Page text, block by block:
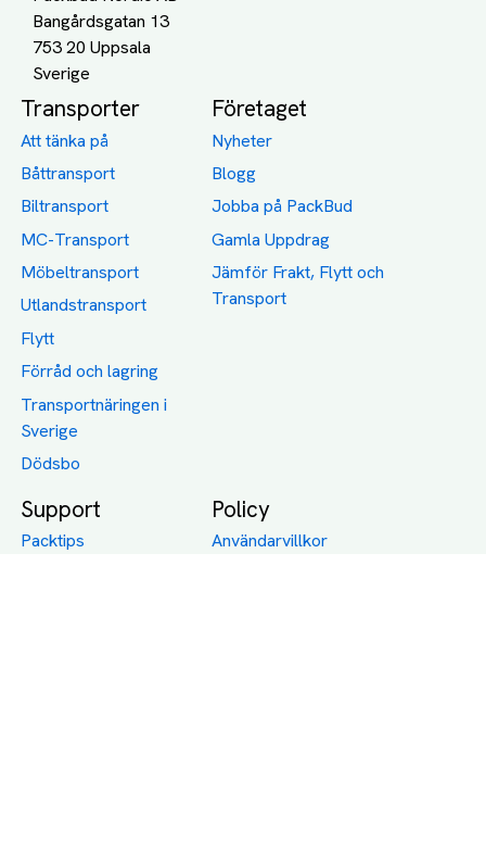
Bangårdsgatan 13
753 20 Uppsala
Transporter
Att tänka på
Båttransport
Biltransport
MC-Transport
Möbeltransport
Utlandstransport
Flytt
Förråd och lagring
Transportnäringen i
Sverige
Dödsbo
Företaget
Nyheter
Blogg
Jobba på PackBud
Gamla Uppdrag
Jämför Frakt, Flytt och
Transport
Support
Packtips
Policy
Användarvillkor